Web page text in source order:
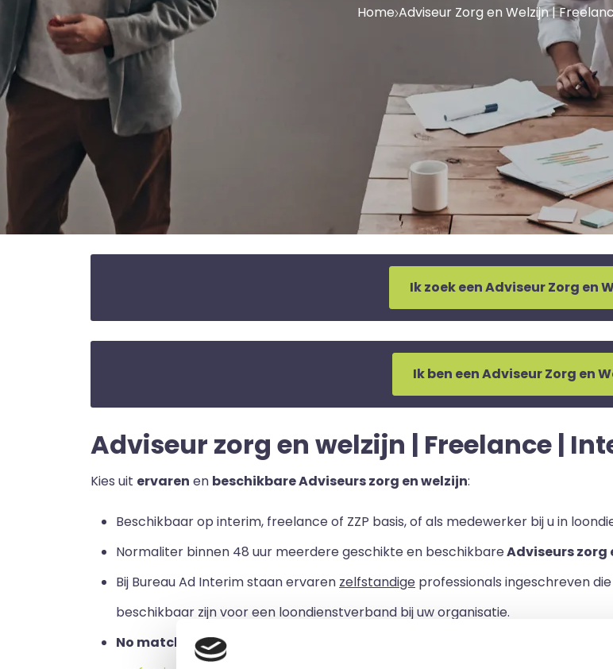
Home Adviseur Zorg en Welzijn |
Ik zoek een Adviseur Zorg en
Ik ben een Adviseur Zorg en
Adviseur zorg en welzijn | Freelance |
Kies uit ervaren en beschikbare Adviseurs zorg en welzijn:
Beschikbaar op interim, freelance of ZZP basis, of als medewerker bij u in
Normaliter binnen 48 uur meerdere geschikte en beschikbareAdviseurs zorg
Bij Bureau Ad Interim staan ervaren zelfstandige professionals ingeschreven
beschikbaar zijn voor een loondienstverband bij uw organisatie.
No match no pay: